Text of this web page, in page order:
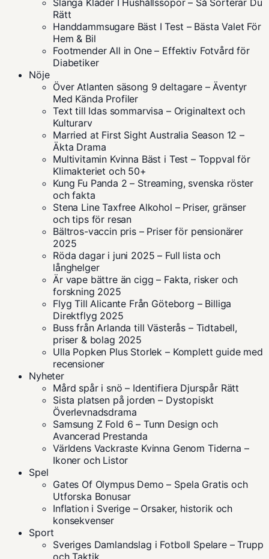
Slänga Kläder I Hushållssopor – Så Sorterar Du
Rätt
Handdammsugare Bäst I Test – Bästa Valet För
Hem & Bil
Footmender All in One – Effektiv Fotvård för
Diabetiker
Nöje
Över Atlanten säsong 9 deltagare – Äventyr
Med Kända Profiler
Text till Idas sommarvisa – Originaltext och
Kulturarv
Married at First Sight Australia Season 12 –
Äkta Drama
Multivitamin Kvinna Bäst i Test – Toppval för
Klimakteriet och 50+
Kung Fu Panda 2 – Streaming, svenska röster
och fakta
Stena Line Taxfree Alkohol – Priser, gränser
och tips för resan
Bältros-vaccin pris – Priser för pensionärer
2025
Röda dagar i juni 2025 – Full lista och
långhelger
Är vape bättre än cigg – Fakta, risker och
forskning 2025
Flyg Till Alicante Från Göteborg – Billiga
Direktflyg 2025
Buss från Arlanda till Västerås – Tidtabell,
priser & bolag 2025
Ulla Popken Plus Storlek – Komplett guide med
recensioner
Nyheter
Mård spår i snö – Identifiera Djurspår Rätt
Sista platsen på jorden – Dystopiskt
Överlevnadsdrama
Samsung Z Fold 6 – Tunn Design och
Avancerad Prestanda
Världens Vackraste Kvinna Genom Tiderna –
Ikoner och Listor
Spel
Gates Of Olympus Demo – Spela Gratis och
Utforska Bonusar
Inflation i Sverige – Orsaker, historik och
konsekvenser
Sport
Sveriges Damlandslag i Fotboll Spelare – Trupp
och Taktik